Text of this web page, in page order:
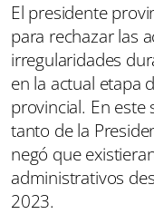
El presidente
para rechazar las
irregularidades
en la actual etapa
provincial. En
tanto de la
negó que
administrativos
2023.